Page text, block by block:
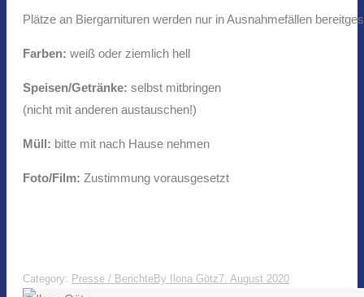
Plätze an Biergarnituren werden nur in Ausnahmefällen
Farben: weiß oder ziemlich hell
Speisen/Getränke: selbst mitbringen
(nicht mit anderen austauschen!)
Müll: bitte mit nach Hause nehmen
Foto/Film: Zustimmung vorausgesetzt
Category: Presse / BerichteBy Ilona Götz7. August 2020